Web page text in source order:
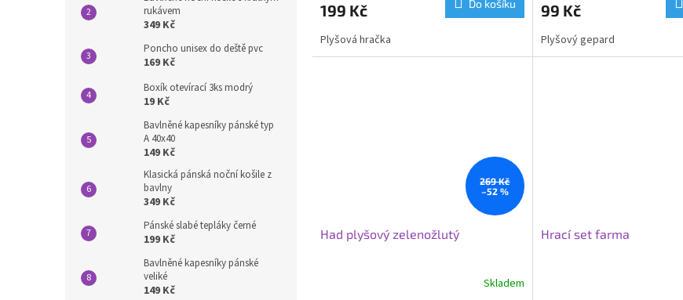
rukávem
349 Kč
Poncho unisex do deště pvc
169 Kč
Boxík otevírací 3ks modrý
19 Kč
Bavlněné kapesníky pánské typ
A 40x40
149 Kč
Klasická pánská noční košile z
bavlny
349 Kč
Pánské slabé tepláky černé
199 Kč
Bavlněné kapesníky pánské
veliké
149 Kč
199 Kč Do košíku
Plyšová hračka
99 Kč
Plyšový gepard
269 Kč
–52 %
Had plyšový zelenožlutý
Skladem
Hrací set farma